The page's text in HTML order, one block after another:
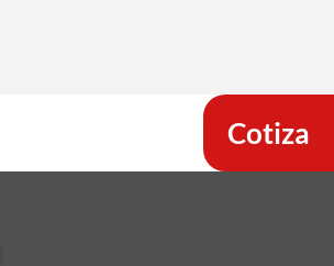
Cotiza